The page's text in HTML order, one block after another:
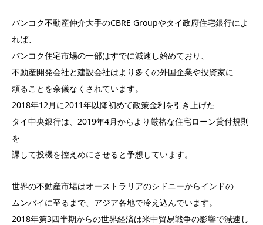
バンコク不動産仲介大手のCBRE Groupやタイ政府住宅銀行によ
れば、
バンコク住宅市場の一部はすでに減速し始めており、
不動産開発会社と建設会社はより多くの外国企業や投資家に
頼ることを余儀なくされています。
2018年12月に2011年以降初めて政策金利を引き上げた
タイ中央銀行は、2019年4月からより厳格な住宅ローン貸付規則
を
課して投機を控えめにさせると予想しています。
世界の不動産市場はオーストラリアのシドニーからインドの
ムンバイに至るまで、アジア各地で冷え込んでいます。
2018年第3四半期からの世界経済は米中貿易戦争の影響で減速し